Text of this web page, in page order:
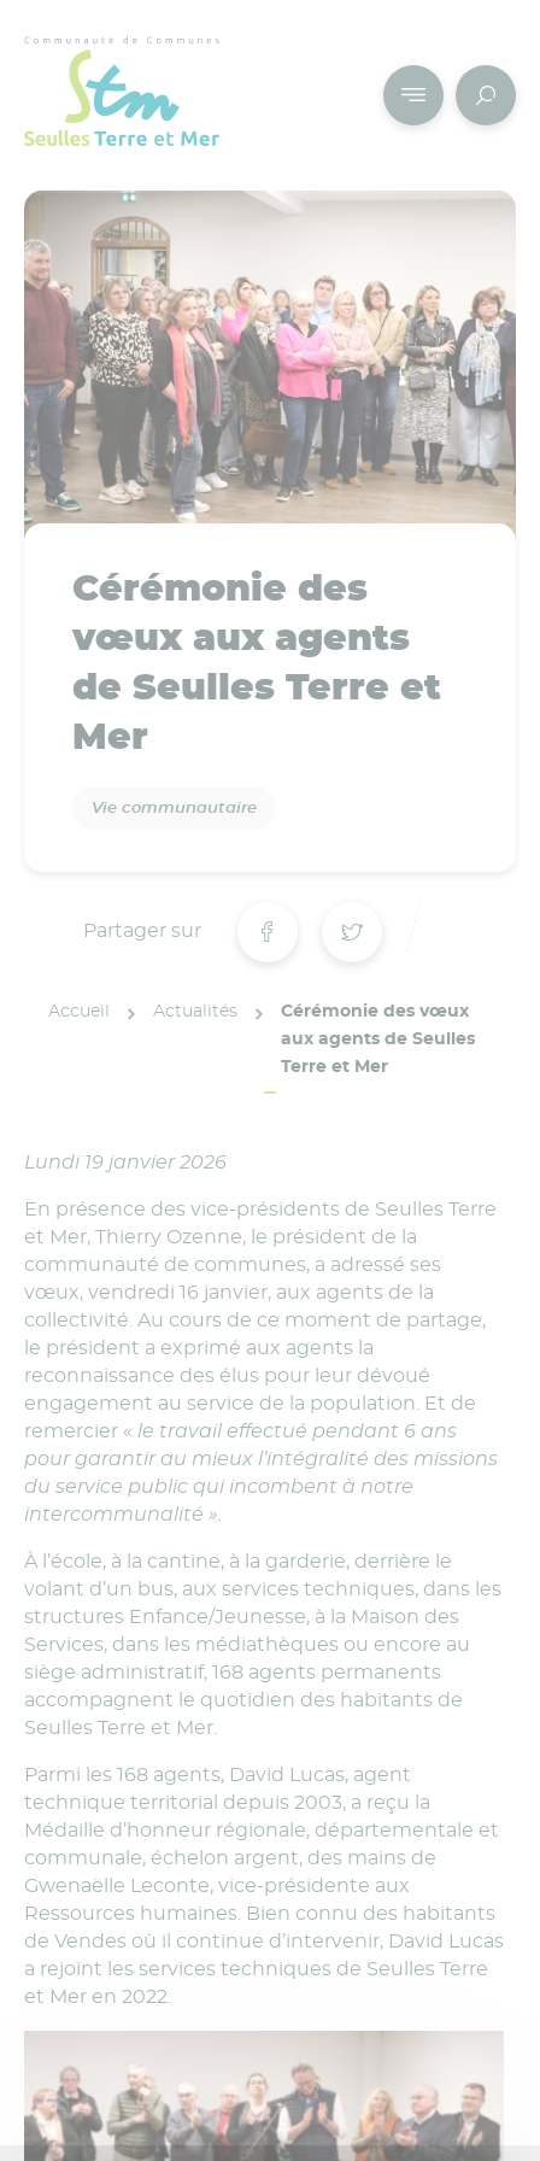
Cérémonie des
vœux aux agents
de Seulles Terre et
Mer
Vie communautaire
Partager sur
Accueil Actualités
Cérémonie des vœux
aux agents de Seulles
Terre et Mer
Lundi 19 janvier 2026
En présence des vice-présidents de Seulles Terre
et Mer, Thierry Ozenne, le président de la
communauté de communes, a adressé ses
vœux, vendredi 16 janvier, aux agents de la
collectivité. Au cours de ce moment de partage,
le président a exprimé aux agents la
reconnaissance des élus pour leur dévoué
engagement au service de la population. Et de
remercier « le travail effectué pendant 6 ans
pour garantir au mieux l’intégralité des missions
du service public qui incombent à notre
intercommunalité ».
À l’école, à la cantine, à la garderie, derrière le
volant d’un bus, aux services techniques, dans les
structures Enfance/Jeunesse, à la Maison des
Services, dans les médiathèques ou encore au
siège administratif, 168 agents permanents
accompagnent le quotidien des habitants de
Seulles Terre et Mer.
Parmi les 168 agents, David Lucas, agent
technique territorial depuis 2003, a reçu la
Médaille d’honneur régionale, départementale et
communale, échelon argent, des mains de
Gwenaëlle Leconte, vice-présidente aux
Ressources humaines. Bien connu des habitants
de Vendes où il continue d’intervenir, David Lucas
a rejoint les services techniques de Seulles Terre
et Mer en 2022.